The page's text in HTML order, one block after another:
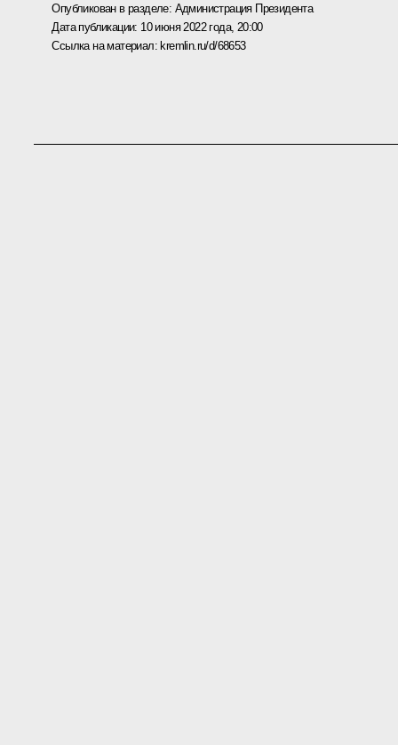
Опубликован в разделе: Администрация Президента
Дата публикации: 10 июня 2022 года, 20:00
Ссылка на материал: kremlin.ru/d/68653